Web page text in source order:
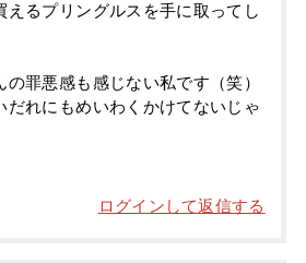
えるプリングルスを手に取ってし
罪悪感も感じない私です（笑）
だれにもめいわくかけてないじゃ
ログインして返信する